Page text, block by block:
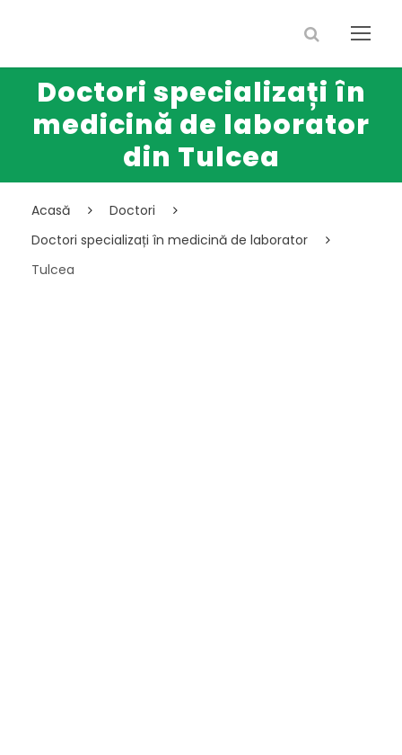
Doctori specializați în
medicină de laborator
din Tulcea
Acasă
Doctori
Doctori specializați în medicină de laborator
Tulcea